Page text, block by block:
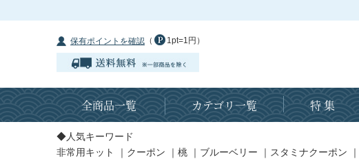
保有ポイントを確認 （ 1pt=1円）
全商品一覧 カテゴリ一覧 特 集
◆人気キーワード
非常用キット
｜ クーポン ｜ 桃 ｜ ブルーベリー ｜ スタミナクーポン ｜